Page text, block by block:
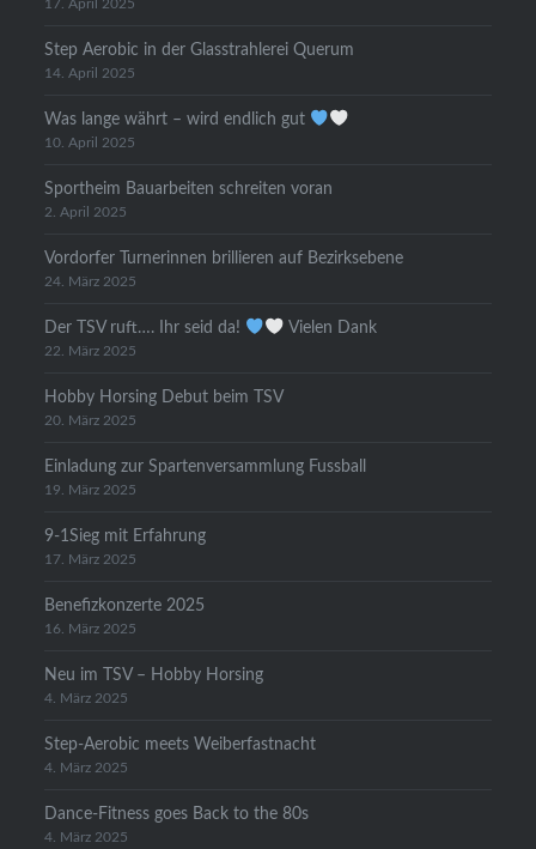
17. April 2025
Step Aerobic in der Glasstrahlerei Querum
14. April 2025
Was lange währt – wird endlich gut
10. April 2025
Sportheim Bauarbeiten schreiten voran
2. April 2025
Vordorfer Turnerinnen brillieren auf Bezirksebene
24. März 2025
Der TSV ruft…. Ihr seid da! Vielen Dank
22. März 2025
Hobby Horsing Debut beim TSV
20. März 2025
Einladung zur Spartenversammlung Fussball
19. März 2025
9-1Sieg mit Erfahrung
17. März 2025
Benefizkonzerte 2025
16. März 2025
Neu im TSV – Hobby Horsing
4. März 2025
Step-Aerobic meets Weiberfastnacht
4. März 2025
Dance-Fitness goes Back to the 80s
4. März 2025